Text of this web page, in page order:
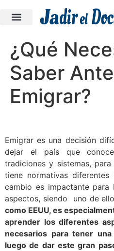
¿Qué
Saber
Emigrar?
Emigrar es una decisión
dejar el país que
tradiciones y sistemas,
tiene normativas
cambio es impactante
aspectos, siendo uno de
como EEUU, es
aprender los diferentes
necesarios para tener
luego de dar este gran